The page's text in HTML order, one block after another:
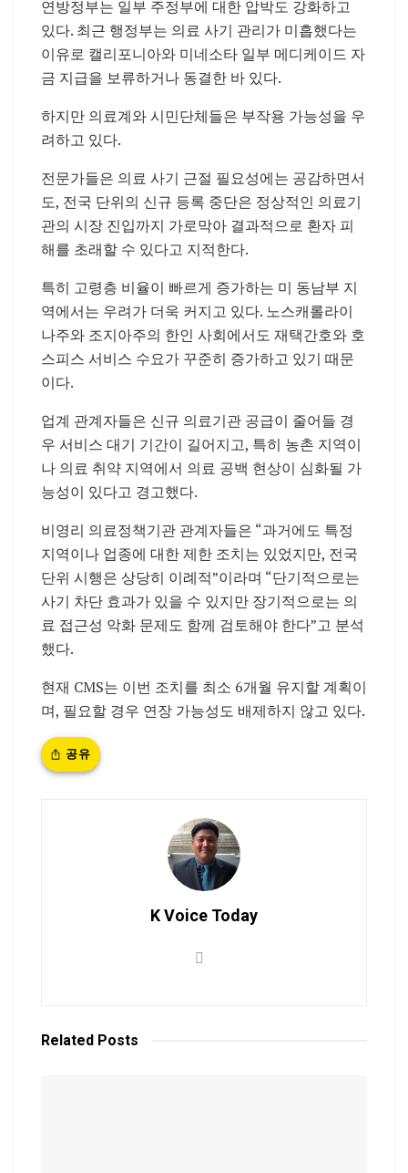
연방정부는 일부 주정부에 대한 압박도 강화하고
있다. 최근 행정부는 의료 사기 관리가 미흡했다는
이유로 캘리포니아와 미네소타 일부 메디케이드 자
금 지급을 보류하거나 동결한 바 있다.
하지만 의료계와 시민단체들은 부작용 가능성을 우
려하고 있다.
전문가들은 의료 사기 근절 필요성에는 공감하면서
도, 전국 단위의 신규 등록 중단은 정상적인 의료기
관의 시장 진입까지 가로막아 결과적으로 환자 피
해를 초래할 수 있다고 지적한다.
특히 고령층 비율이 빠르게 증가하는 미 동남부 지
역에서는 우려가 더욱 커지고 있다. 노스캐롤라이
나주와 조지아주의 한인 사회에서도 재택간호와 호
스피스 서비스 수요가 꾸준히 증가하고 있기 때문
이다.
업계 관계자들은 신규 의료기관 공급이 줄어들 경
우 서비스 대기 기간이 길어지고, 특히 농촌 지역이
나 의료 취약 지역에서 의료 공백 현상이 심화될 가
능성이 있다고 경고했다.
비영리 의료정책기관 관계자들은 “과거에도 특정
지역이나 업종에 대한 제한 조치는 있었지만, 전국
단위 시행은 상당히 이례적”이라며 “단기적으로는
사기 차단 효과가 있을 수 있지만 장기적으로는 의
료 접근성 악화 문제도 함께 검토해야 한다”고 분석
했다.
현재 CMS는 이번 조치를 최소 6개월 유지할 계획이
며, 필요할 경우 연장 가능성도 배제하지 않고 있다.
공유
K Voice Today
Related Posts